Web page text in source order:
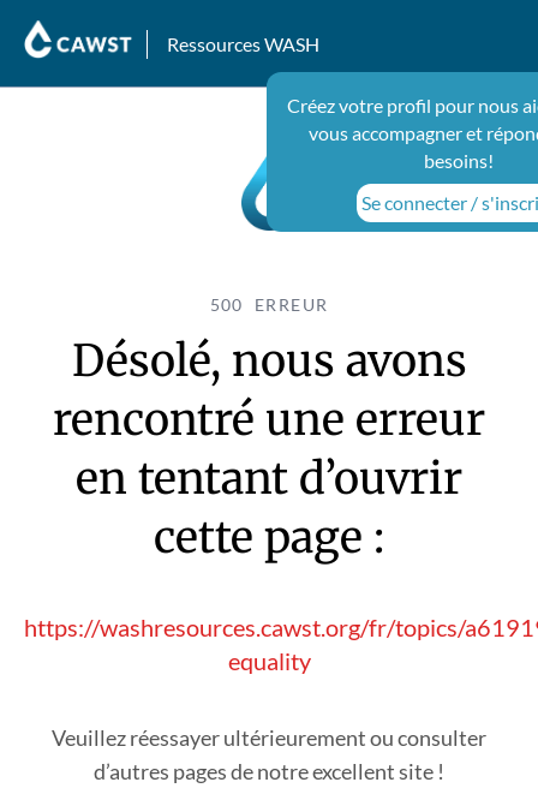
Ressources WASH
Créez votre profil pour nous
vous accompagner et
besoins!
Se connecter /
500 ERREUR
Désolé, nous avons
rencontré une erreur
en tentant d’ouvrir
cette page :
https://washresources.cawst.org/fr/topics/
equality
Veuillez réessayer ultérieurement ou consulter
d’autres pages de notre excellent site !